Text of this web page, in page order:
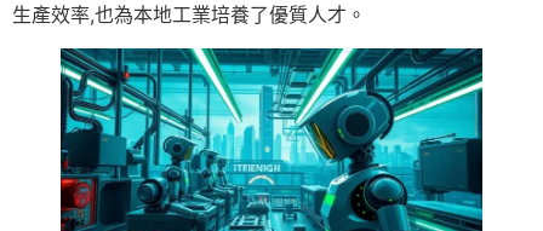
生產效率,也為本地工業培養了優質人才。